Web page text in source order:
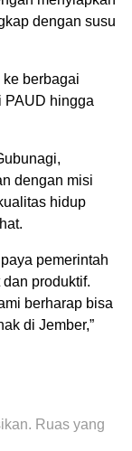
dengan susu
berbagai
PAUD hingga
dengan misi
hidup
pemerintah
produktif.
berharap bisa
di Jember,”
Ruas yang